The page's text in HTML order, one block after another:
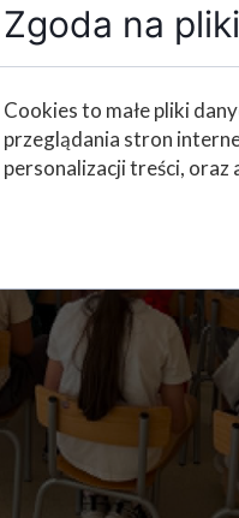
Zgoda na
Cookies to małe pliki
przeglądania stron
personalizacji treści, oraz